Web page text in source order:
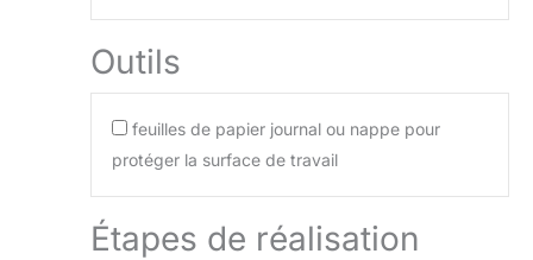
Outils
feuilles de papier journal ou nappe pour
protéger la surface de travail
Étapes de réalisation